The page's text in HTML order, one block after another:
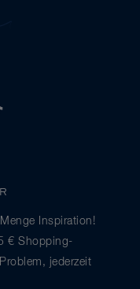
Inspiration!
€ Shopping-
jederzeit